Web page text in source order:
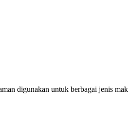
digunakan untuk berbagai jenis